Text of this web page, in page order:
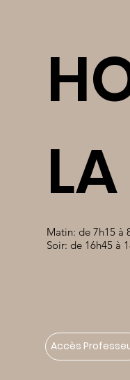
Matin: de 7h15 à
Soir: de 16h45 à
Accès